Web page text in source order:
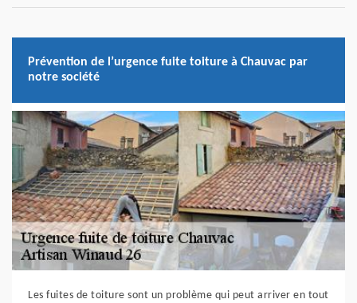
Prévention de l’urgence fuite toiture à Chauvac par
notre société
Les fuites de toiture sont un problème qui peut arriver en tout